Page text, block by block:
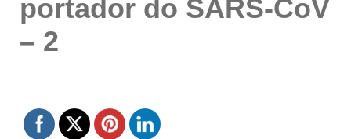
portador do SARS-CoV
– 2